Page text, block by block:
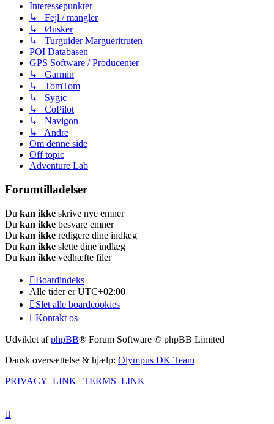
Interessepunkter
↳ Fejl / mangler
↳ Ønsker
↳ Turguider Margueritruten
POI Databasen
GPS Software / Producenter
↳ Garmin
↳ TomTom
↳ Sygic
↳ CoPilot
↳ Navigon
↳ Andre
Om denne side
Off topic
Adventure Lab
Forumtilladelser
Du kan ikke skrive nye emner
Du kan ikke besvare emner
Du kan ikke redigere dine indlæg
Du kan ikke slette dine indlæg
Du kan ikke vedhæfte filer
Boardindeks
Alle tider erUTC+02:00
Slet alle boardcookies
Kontakt os
Udviklet afphpBB® Forum Software © phpBB Limited
Dansk oversættelse & hjælp: Olympus DK Team
PRIVACY_LINK | TERMS_LINK